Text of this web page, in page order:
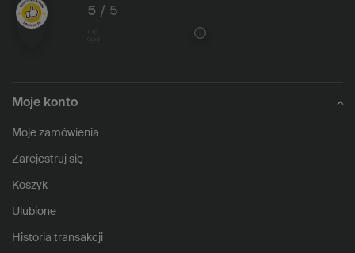
5 / 5
Moje konto
Moje zamówienia
Zarejestruj się
Koszyk
Ulubione
Historia transakcji